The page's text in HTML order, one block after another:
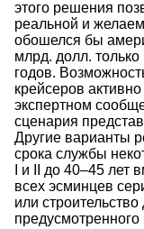
этого решения
реальной и
обошелся бы
млрд. долл.
годов.
крейсеров
экспертном
сценария
Другие варианты
срока службы
I и II до 40–45
всех эсминцев
или